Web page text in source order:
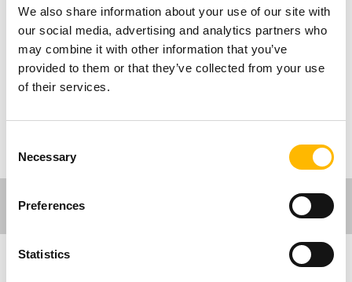
We also share information about your use of our site with
our social media, advertising and analytics partners who
may combine it with other information that you’ve
provided to them or that they’ve collected from your use
of their services.
Selection
Necessary
Preferences
Statistics